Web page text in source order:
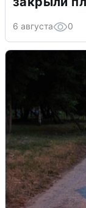
6 августа 0